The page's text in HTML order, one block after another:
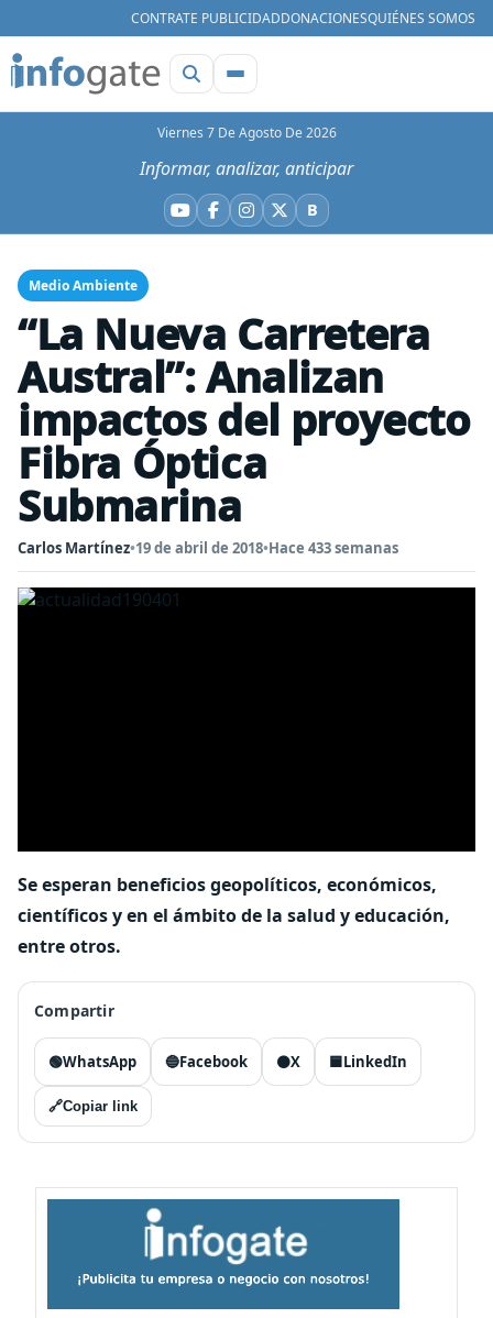
CONTRATE PUBLICIDADDONACIONESQUIÉNES SOMOS
Viernes 7 De Agosto De 2026
Informar, analizar, anticipar
YouTube
Facebook
Instagram
X BBluesky
Medio Ambiente
“La Nueva Carretera
Austral”: Analizan
impactos del proyecto
Fibra Óptica
Submarina
Carlos Martínez•19 de abril de 2018•Hace 433 semanas
Se esperan beneficios geopolíticos, económicos,
científicos y en el ámbito de la salud y educación,
entre otros.
Compartir
🟢WhatsApp 🔵Facebook ⚫X 🟦LinkedIn
🔗Copiar link